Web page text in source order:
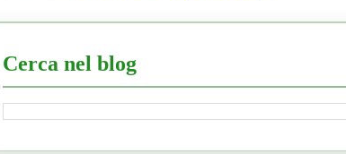
Cerca nel blog